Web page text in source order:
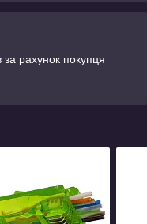
рахунок покупця